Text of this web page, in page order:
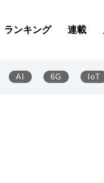
ランキング 連載
AI 6G IoT